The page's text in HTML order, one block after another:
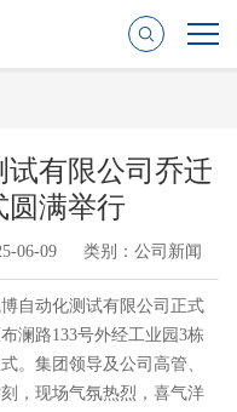
有限公司乔迁
圆满举行
06-09 类别：公司新闻
自动化测试有限公司正式
澜路133号外经工业园3栋
。集团领导及公司高管、
，现场气氛热烈，喜气洋